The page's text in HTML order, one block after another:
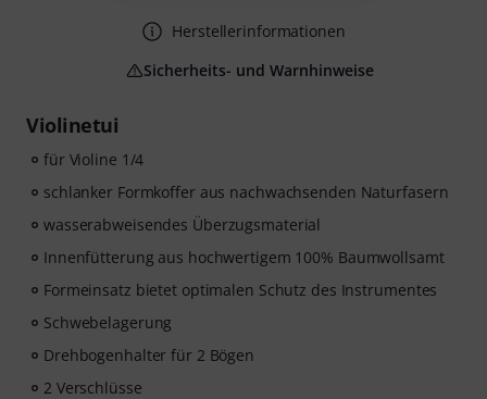
Violinetui
für Violine 1/4
schlanker Formkoffer aus nachwachsenden Naturfasern
wasserabweisendes Überzugsmaterial
Innenfütterung aus hochwertigem 100% Baumwollsamt
Formeinsatz bietet optimalen Schutz des Instrumentes
Schwebelagerung
Drehbogenhalter für 2 Bögen
2 Verschlüsse
Herstellerinformationen
Sicherheits- und Warnhinweise